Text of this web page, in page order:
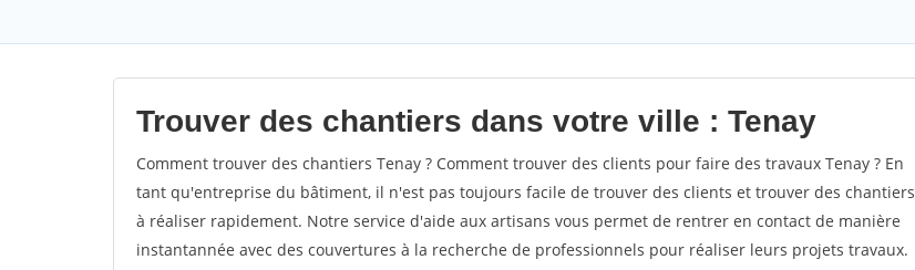
Trouver des chantiers dans votre ville : Tenay
Comment trouver des chantiers Tenay ? Comment trouver des clients pour faire des travaux Tenay ? En
tant qu'entreprise du bâtiment, il n'est pas toujours facile de trouver des clients et trouver des chantiers
à réaliser rapidement. Notre service d'aide aux artisans vous permet de rentrer en contact de manière
instantannée avec des couvertures à la recherche de professionnels pour réaliser leurs projets travaux.